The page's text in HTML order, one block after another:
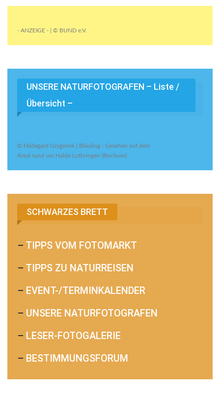
- ANZEIGE - | © BUND e.V.
UNSERE NATURFOTOGRAFEN – Liste /
Übersicht –
© Hildegard Grygierek | Bläuling - Gesehen auf dem
Areal rund um Halde Lothringen (Bochum)
SCHWARZES BRETT
– TIPPS VOM FOTOMARKT
– TIPPS ZU NATURREISEN
– EVENT-/TERMINKALENDER
– UNSERE NATURFOTOGRAFEN
– LESER-FOTOGALERIE
– BESTIMMUNGSFORUM